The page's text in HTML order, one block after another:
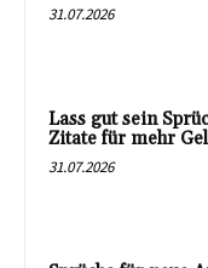
31.07.2026
Lass gut sein
Zitate für mehr
31.07.2026